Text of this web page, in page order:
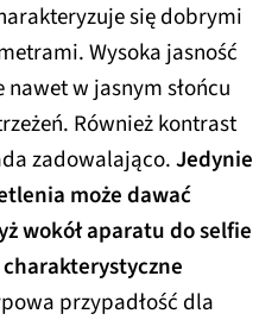
się dobrymi
Wysoka jasność
w jasnym słońcu
Również kontrast
zadowalająco.Jedynie
może dawać
wokół aparatu do selfie
przypadłość dla